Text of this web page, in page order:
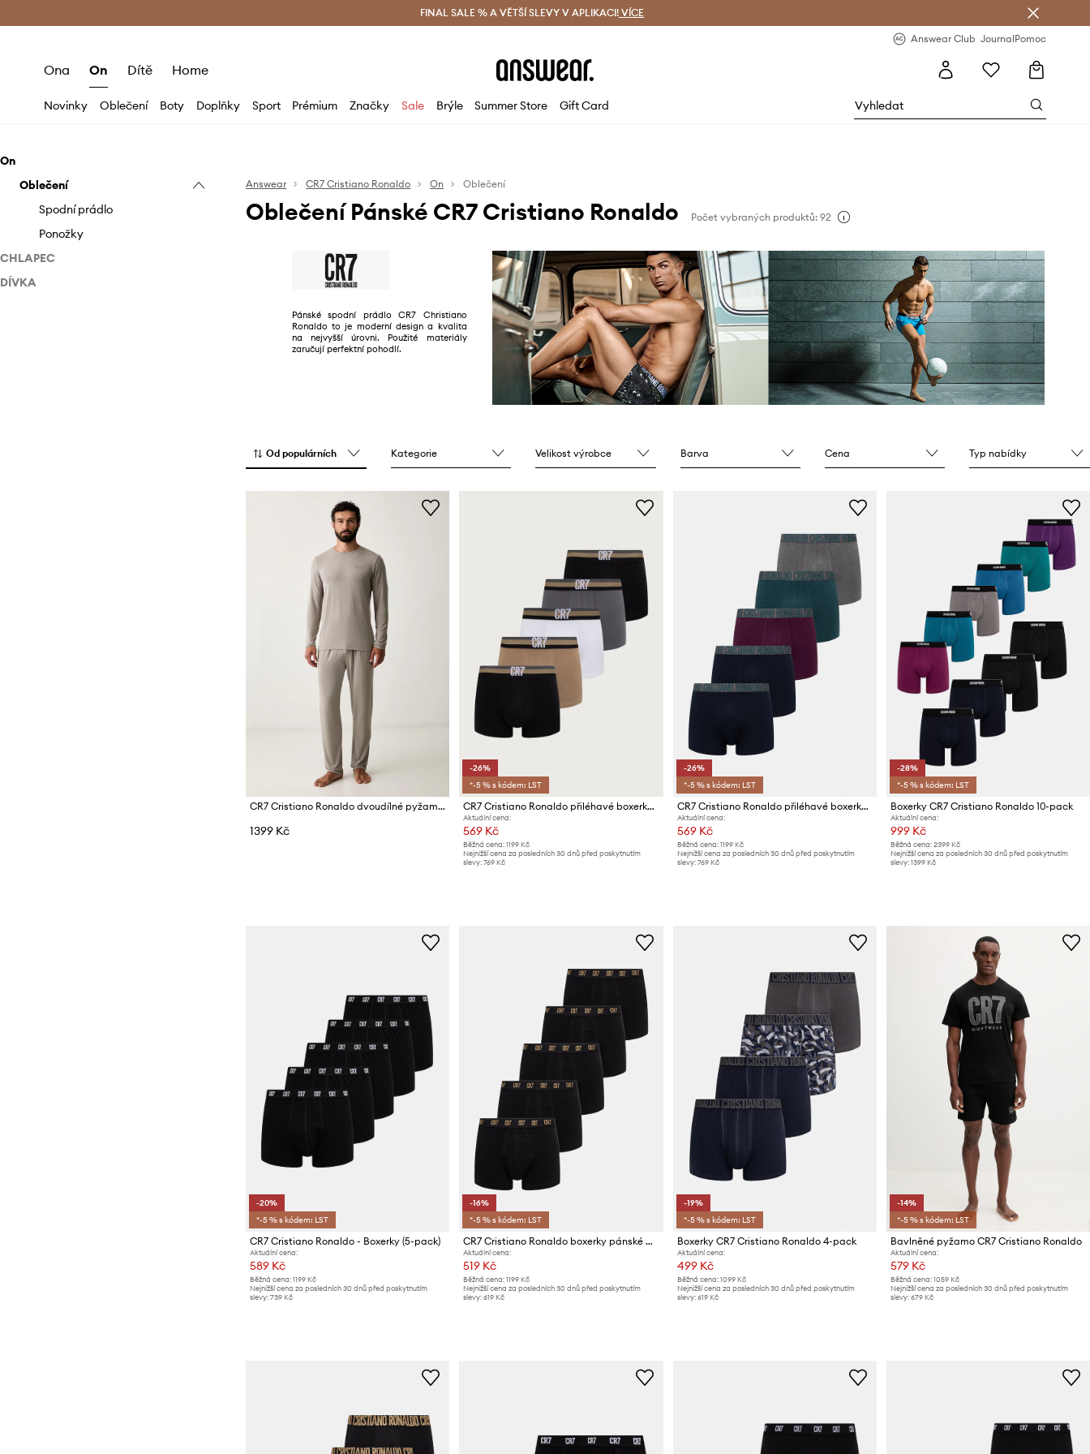
Doručení a vrácení zdarma (od 1800 Kč) Doručení i do 24 h
FINAL SALE % A VĚTŠÍ SLEVY V APLIKACI! VÍCE
Answear Club JournalPomoc
Ona On Dítě Home
Novinky Oblečení Boty Doplňky Sport Prémium Značky Sale Brýle Summer Store Gift Card
On
Oblečení
Spodní prádlo
Ponožky
CHLAPEC
Oblečení
DÍVKA
Answear CR7 Cristiano Ronaldo On Oblečení
Oblečení Pánské CR7 Cristiano Ronaldo Počet vybraných produktů: 92
Pánské spodní prádlo CR7 Christiano
Ronaldo to je moderní design a kvalita
na nejvyšší úrovni. Použité materiály
zaručují perfektní pohodlí.
Od populárních Kategorie Velikost výrobce Barva Cena Typ nabídky
CR7 Cristiano Ronaldo dvoudílné pyžamo pánské s modalem x MODAL CONCEPT
1399 Kč
-26%
*-5 % s kódem: LST
CR7 Cristiano Ronaldo přiléhavé boxerky pánské bavlněné s elastanem 5-pack
Aktuální cena:
569 Kč
Běžná cena: 1199 Kč
Nejnižší cena za posledních 30 dnů před poskytnutím
slevy: 769 Kč
-26%
*-5 % s kódem: LST
CR7 Cristiano Ronaldo přiléhavé boxerky pánské bavlněné s elastanem 5-pack
Aktuální cena:
569 Kč
Běžná cena: 1199 Kč
Nejnižší cena za posledních 30 dnů před poskytnutím
slevy: 769 Kč
-28%
*-5 % s kódem: LST
Boxerky CR7 Cristiano Ronaldo 10-pack
Aktuální cena:
999 Kč
Běžná cena: 2399 Kč
Nejnižší cena za posledních 30 dnů před poskytnutím
slevy: 1399 Kč
-20%
*-5 % s kódem: LST
CR7 Cristiano Ronaldo - Boxerky (5-pack)
Aktuální cena:
589 Kč
Běžná cena: 1199 Kč
Nejnižší cena za posledních 30 dnů před poskytnutím
slevy: 739 Kč
-16%
*-5 % s kódem: LST
CR7 Cristiano Ronaldo boxerky pánské bavlněné s elastanem 5-pack
Aktuální cena:
519 Kč
Běžná cena: 1199 Kč
Nejnižší cena za posledních 30 dnů před poskytnutím
slevy: 619 Kč
-19%
*-5 % s kódem: LST
Boxerky CR7 Cristiano Ronaldo 4-pack
Aktuální cena:
499 Kč
Běžná cena: 1099 Kč
Nejnižší cena za posledních 30 dnů před poskytnutím
slevy: 619 Kč
-14%
*-5 % s kódem: LST
Bavlněné pyžamo CR7 Cristiano Ronaldo
Aktuální cena:
579 Kč
Běžná cena: 1059 Kč
Nejnižší cena za posledních 30 dnů před poskytnutím
slevy: 679 Kč